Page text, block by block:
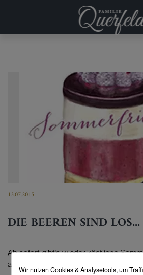
13.07.2015
DIE BEEREN SIND LOS...
Ab sofort gibt’s wieder köstliche
aus Landtmann’s feiner Patisserie.